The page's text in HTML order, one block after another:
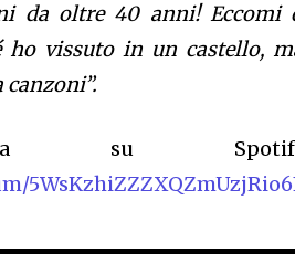
da oltre 40 anni!
ho vissuto in un castello,
canzoni”.
su